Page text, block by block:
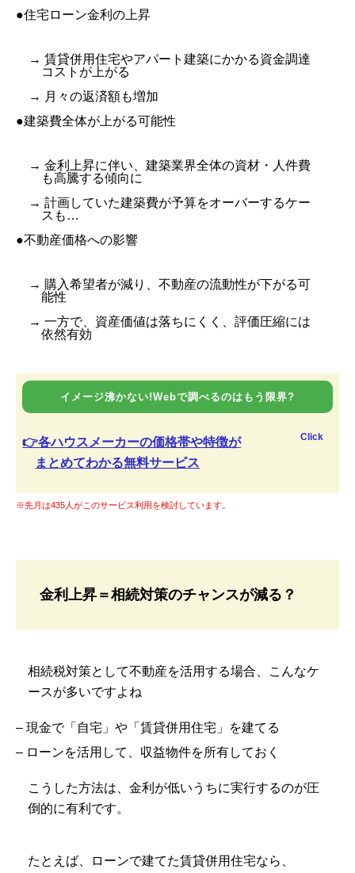
●住宅ローン金利の上昇
→ 賃貸併用住宅やアパート建築にかかる資金調達
コストが上がる
→ 月々の返済額も増加
●建築費全体が上がる可能性
→ 金利上昇に伴い、建築業界全体の資材・人件費
も高騰する傾向に
→ 計画していた建築費が予算をオーバーするケー
スも…
●不動産価格への影響
→ 購入希望者が減り、不動産の流動性が下がる可
能性
→ 一方で、資産価値は落ちにくく、評価圧縮には
依然有効
イメージ沸かない!Webで調べるのはもう限界?
👉各ハウスメーカーの価格帯や特徴が
まとめてわかる無料サービス
Click
※先月は435人がこのサービス利用を検討しています。
金利上昇＝相続対策のチャンスが減る？
相続税対策として不動産を活用する場合、こんなケ
ースが多いですよね
– 現金で「自宅」や「賃貸併用住宅」を建てる
– ローンを活用して、収益物件を所有しておく
こうした方法は、金利が低いうちに実行するのが圧
倒的に有利です。
たとえば、ローンで建てた賃貸併用住宅なら、